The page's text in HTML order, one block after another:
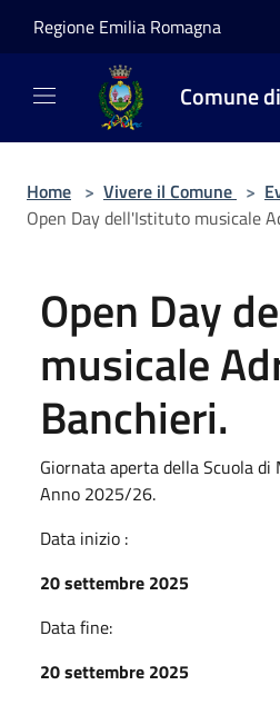
Regione Emilia Romagna
Comune
Home > Vivere il Comune >
Open Day dell'Istituto musicale
Open Day
musicale
Banchieri.
Giornata aperta della Scuola
Anno 2025/26.
Data inizio :
20 settembre 2025
Data fine:
20 settembre 2025